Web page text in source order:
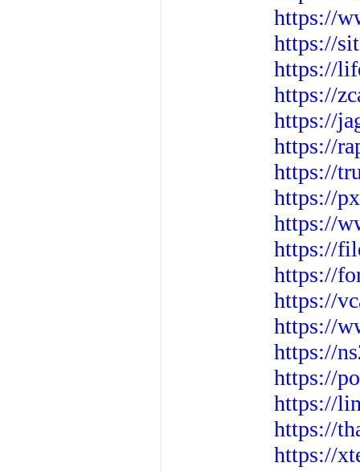
https://
https://
https://
https://
https://
https://
https://
https://
https://
https://
https://
https://
https://
https://
https://
https://
https://
https://